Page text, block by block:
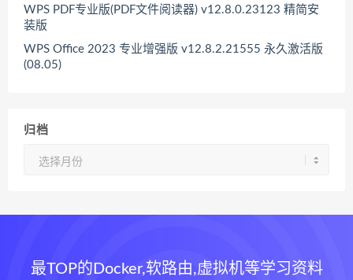
WPS PDF专业版(PDF文件阅读器) v12.8.0.23123 精简安
装版
WPS Office 2023 专业增强版 v12.8.2.21555 永久激活版
(08.05)
归档
最TOP的Docker,软路由,虚拟机等学习资料